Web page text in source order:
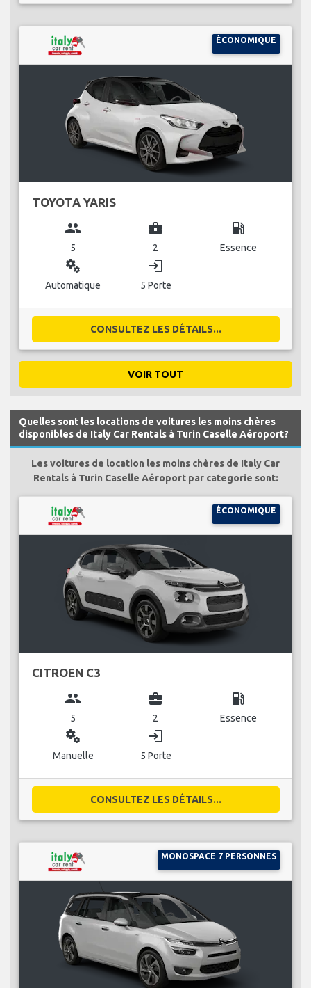
ÉCONOMIQUE
TOYOTA YARIS
group
5
business_center
2
local_gas_station
Essence
miscellaneous_services
Automatique
login
5 Porte
CONSULTEZ LES DÉTAILS...
VOIR TOUT
Quelles sont les locations de voitures les moins chères
disponibles de Italy Car Rentals à Turin Caselle Aéroport?
Les voitures de location les moins chères de Italy Car
Rentals à Turin Caselle Aéroport par categorie sont:
ÉCONOMIQUE
CITROEN C3
group
5
business_center
2
local_gas_station
Essence
miscellaneous_services
Manuelle
login
5 Porte
CONSULTEZ LES DÉTAILS...
MONOSPACE 7 PERSONNES